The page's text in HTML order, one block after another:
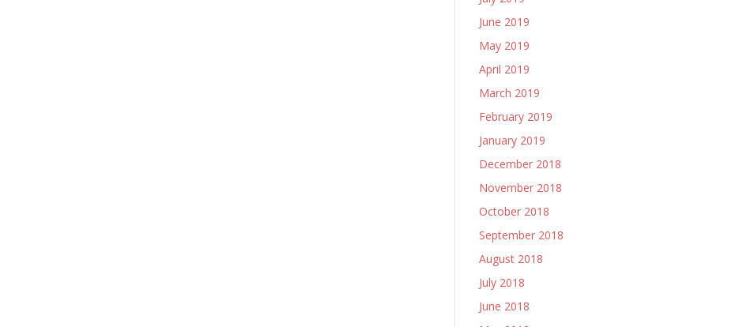
June 2019
May 2019
April 2019
March 2019
February 2019
January 2019
December 2018
November 2018
October 2018
September 2018
August 2018
July 2018
June 2018